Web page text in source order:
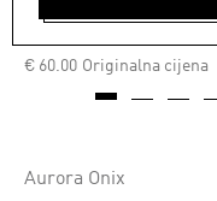
Originalna cijena
Cijena umanjena od
€ 60.00za
Aurora Onix